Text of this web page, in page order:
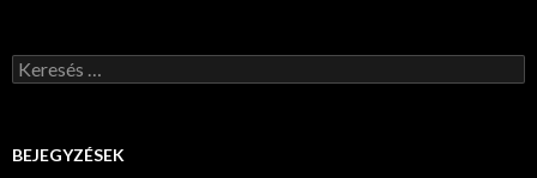
Keresés:
BEJEGYZÉSEK